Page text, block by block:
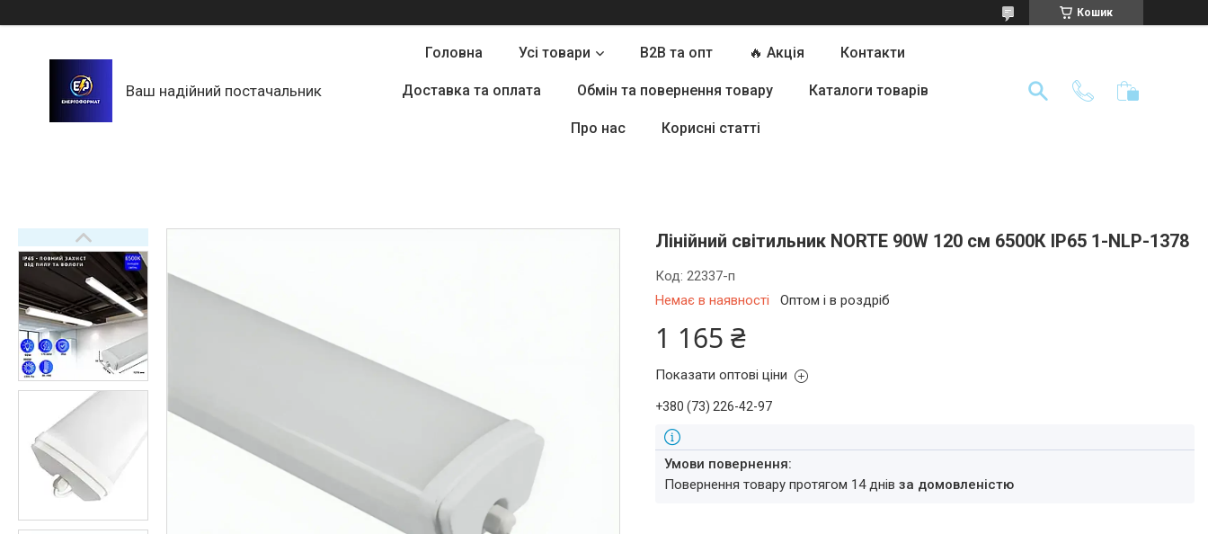
Кошик
Ваш надійний постачальник
Головна Усі товари B2B та опт 🔥 Акція Контакти
Доставка та оплата Обмін та повернення товару Каталоги товарів
Про нас Корисні статті
Лінійний світильник NORTE 90W 120 см 6500К ІР65 1-NLP-1378
Немає в наявності Оптом і в роздріб
Код:22337-п
1 165 ₴
Показати оптові ціни
+380 (73) 226-42-97
повернення товару протягом 14 днівза домовленістю